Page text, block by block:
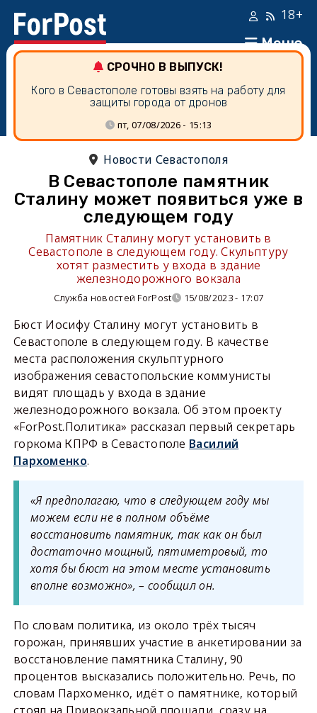
Меню
18+
СРОЧНО В ВЫПУСК!
Кого в Севастополе готовы взять на работу для
защиты города от дронов
пт, 07/08/2026 - 15:13
Новости Севастополя
В Севастополе памятник
Сталину может появиться уже в
следующем году
Памятник Сталину могут установить в
Севастополе в следующем году. Скульптуру
хотят разместить у входа в здание
железнодорожного вокзала
Служба новостей ForPost 15/08/2023 - 17:07
Бюст Иосифу Сталину могут установить в
Севастополе в следующем году. В качестве
места расположения скульптурного
изображения севастопольские коммунисты
видят площадь у входа в здание
железнодорожного вокзала. Об этом проекту
«ForPost.Политика» рассказал первый секретарь
горкома КПРФ в Севастополе Василий
Пархоменко.
«Я предполагаю, что в следующем году мы
можем если не в полном объёме
восстановить памятник, так как он был
достаточно мощный, пятиметровый, то
хотя бы бюст на этом месте установить
вполне возможно», – сообщил он.
По словам политика, из около трёх тысяч
горожан, принявших участие в анкетировании за
восстановление памятника Сталину, 90
процентов высказались положительно. Речь, по
словам Пархоменко, идёт о памятнике, который